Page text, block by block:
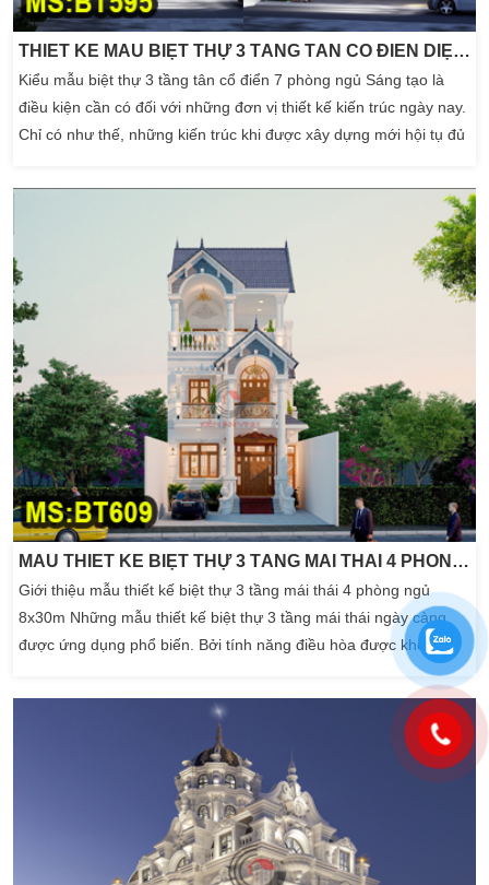
THIẾT KẾ MẪU BIỆT THỰ 3 TẦNG TÂN CỔ ĐIỂN DIỆN TÍCH 8X15M
Kiểu mẫu biệt thự 3 tầng tân cổ điển 7 phòng ngủ Sáng tạo là
điều kiện cần có đối với những đơn vị thiết kế kiến trúc ngày nay.
Chỉ có như thế, những kiến trúc khi được xây dựng mới hội tụ đủ
thự 3 tầng tân cổ điển được thiết kế theo phong cách của sự hòa
MẪU THIẾT KẾ BIỆT THỰ 3 TẦNG MÁI THÁI 4 PHÒNG NGỦ 8X30M
Giới thiệu mẫu thiết kế biệt thự 3 tầng mái thái 4 phòng ngủ
8x30m Những mẫu thiết kế biệt thự 3 tầng mái thái ngày càng
được ứng dụng phổ biến. Bởi tính năng điều hòa được không
gian bên trong tạo cảm giác dễ chịu. Đặc biệt vào các mùa nóng
như hiện nay, việc đầu tư một kiến trúc nhà biệt thự mái thái là
điều khá cần thiết. Bởi ngoài mang […]